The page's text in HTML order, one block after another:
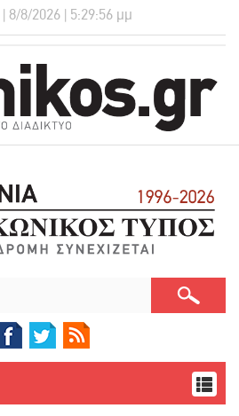
8/8/2026 | 5:29:56 μμ